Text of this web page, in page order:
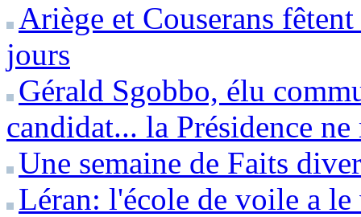
Ariège et Couserans
jours
Gérald Sgobbo, élu
candidat... la Présidence
Une semaine de Faits
Léran: l'école de voile a le